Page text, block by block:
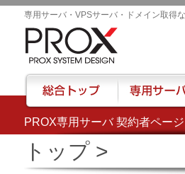
PROX専用サーバ 契約者ページ
専用サーバ・VPSサーバ・ドメイン取得
トップ>
総合トップ 専用サーバー